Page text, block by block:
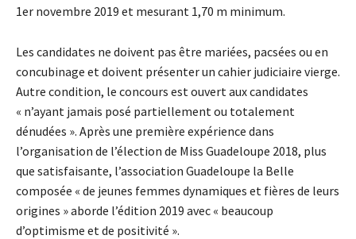
1er novembre 2019 et mesurant 1,70 m minimum.
Les candidates ne doivent pas être mariées, pacsées ou en
concubinage et doivent présenter un cahier judiciaire vierge.
Autre condition, le concours est ouvert aux candidates
« n’ayant jamais posé partiellement ou totalement
dénudées ». Après une première expérience dans
l’organisation de l’élection de Miss Guadeloupe 2018, plus
que satisfaisante, l’association Guadeloupe la Belle
composée « de jeunes femmes dynamiques et fières de leurs
origines » aborde l’édition 2019 avec « beaucoup
d’optimisme et de positivité ».